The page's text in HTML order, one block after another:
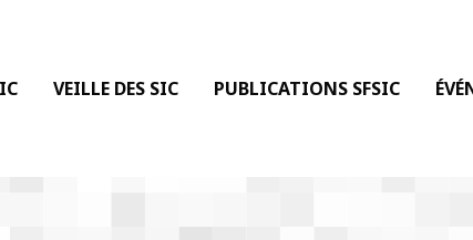
LA COMMUNICATION
VEILLE DES SIC PUBLICATIONS SFSIC